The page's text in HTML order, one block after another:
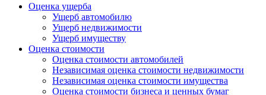
Оценка ущерба
Ущерб автомобилю
Ущерб недвижимости
Ущерб имуществу
Оценка стоимости
Оценка стоимости автомобилей
Независимая оценка стоимости недвижимости
Независимая оценка стоимости имущества
Оценка стоимости бизнеса и ценных бумаг